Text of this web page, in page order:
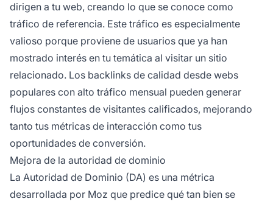
dirigen a tu web, creando lo que se conoce como
tráfico de referencia. Este tráfico es especialmente
valioso porque proviene de usuarios que ya han
mostrado interés en tu temática al visitar un sitio
relacionado. Los backlinks de calidad desde webs
populares con alto tráfico mensual pueden generar
flujos constantes de visitantes calificados, mejorando
tanto tus métricas de interacción como tus
oportunidades de conversión.
Mejora de la autoridad de dominio
La Autoridad de Dominio (DA) es una métrica
desarrollada por Moz que predice qué tan bien se